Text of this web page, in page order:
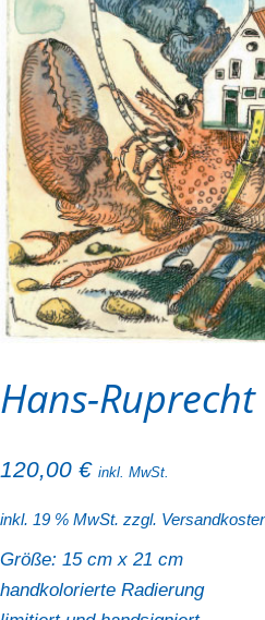
Hans-Ruprecht
120,00 € inkl. MwSt.
inkl. 19 % MwSt. zzgl.
Größe: 15 cm x 21 cm
handkolorierte Radierung